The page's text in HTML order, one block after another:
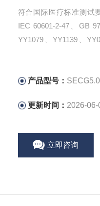
符合国际医疗标准测试
IEC 60601-2-47、GB
YY1079、YY1139、
产品型号：
更新时间： 2026-06-
立即咨询